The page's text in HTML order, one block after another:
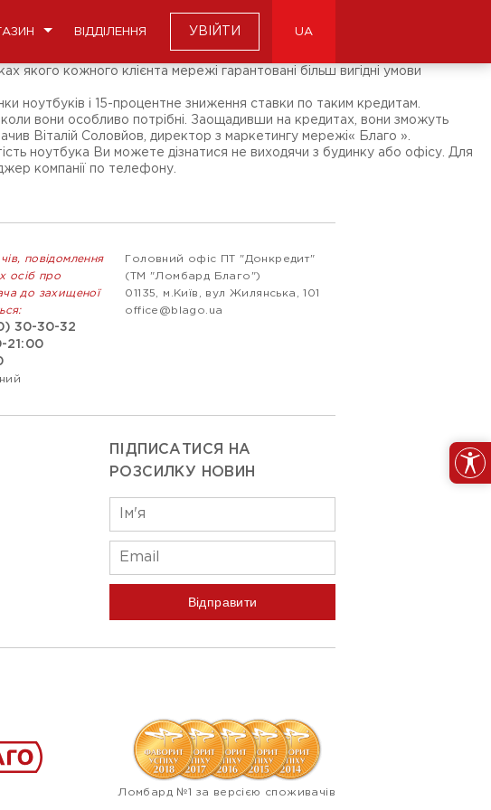
ВІДДІЛЕННЯ УВІЙТИ UA
якого кожного клієнта мережі гарантовані більш вигідні умови
ноутбуків і 15-процентне зниження ставки по таким кредитам.
вони особливо потрібні. Заощадивши на кредитах, вони зможуть
Віталій Соловйов, директор з маркетингу мережі« Благо ».
ноутбука Ви можете дізнатися не виходячи з будинку або офісу. Для
компанії по телефону.
повідомлення
осіб про
до захищеної
30-30-32
21:00
Головний офіс ПТ "Донкредит"
(ТМ "Ломбард Благо")
01135, м.Київ, вул Жилянська, 101
office@blago.ua
ПІДПИСАТИСЯ НА
РОЗСИЛКУ НОВИН
Відправити
Ломбард №1 за версією споживачів